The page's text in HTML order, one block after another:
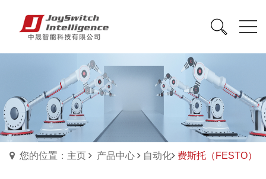
您的位置：主页 产品中心 自动化 费斯托（FESTO）